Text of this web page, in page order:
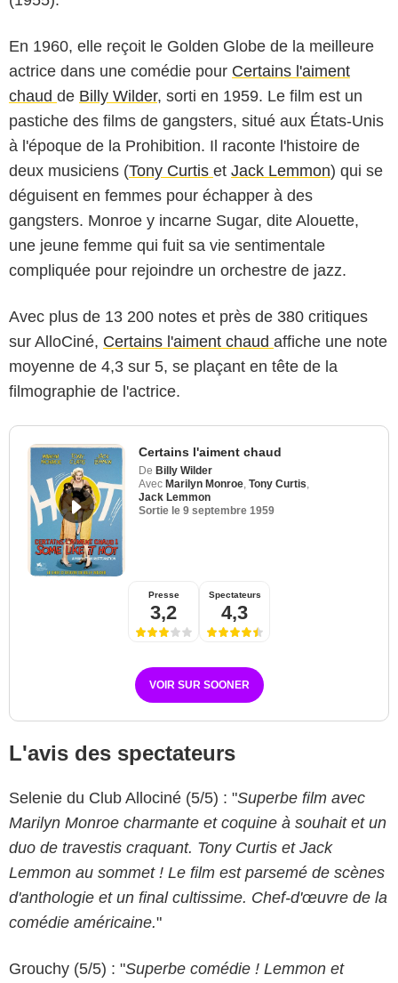
En 1960, elle reçoit le Golden Globe de la meilleure
actrice dans une comédie pour Certains l'aiment
chaud de Billy Wilder, sorti en 1959. Le film est un
pastiche des films de gangsters, situé aux États-Unis
à l'époque de la Prohibition. Il raconte l'histoire de
deux musiciens (Tony Curtis et Jack Lemmon) qui se
déguisent en femmes pour échapper à des
gangsters. Monroe y incarne Sugar, dite Alouette,
une jeune femme qui fuit sa vie sentimentale
compliquée pour rejoindre un orchestre de jazz.
Avec plus de 13 200 notes et près de 380 critiques
sur AlloCiné, Certains l'aiment chaud affiche une note
moyenne de 4,3 sur 5, se plaçant en tête de la
filmographie de l'actrice.
Certains l'aiment chaud
De Billy Wilder
Avec Marilyn Monroe Tony Curtis
Jack Lemmon
Sortie le 9 septembre 1959
Presse
3,2
Spectateurs
4,3
VOIR SUR SOONER
L'avis des spectateurs
Selenie du Club Allociné (5/5) : "Superbe film avec
Marilyn Monroe charmante et coquine à souhait et un
duo de travestis craquant. Tony Curtis et Jack
Lemmon au sommet ! Le film est parsemé de scènes
d'anthologie et un final cultissime. Chef-d'œuvre de la
comédie américaine."
Grouchy (5/5) : "Superbe comédie ! Lemmon et